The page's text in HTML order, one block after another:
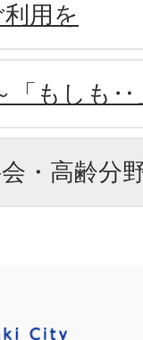
利用を
「もしも
・高齢分